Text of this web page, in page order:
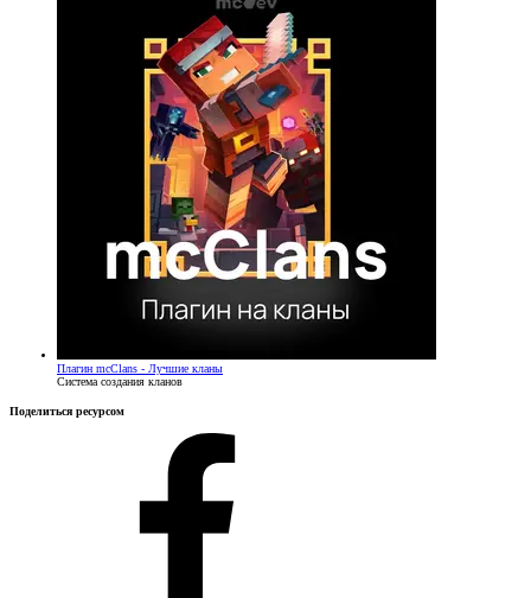
Плагин mcClans - Лучшие кланы
Система создания кланов
Поделиться ресурсом